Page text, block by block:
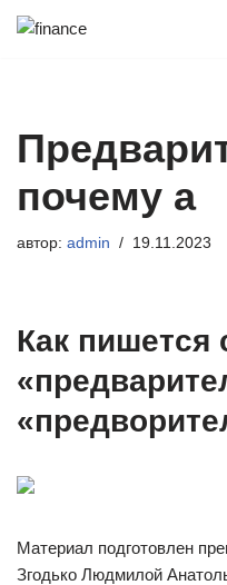
почему а
автор: admin 19.11.2023
Как пишется
Материал подготовлен
Згодько Людмилой